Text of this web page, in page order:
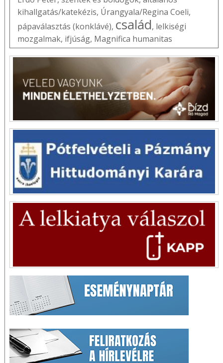
kihallgatás/katekézis, Úrangyala/Regina Coeli,
pápaválasztás (konklávé), család, lelkiségi
mozgalmak, ifjúság, Magnifica humanitas